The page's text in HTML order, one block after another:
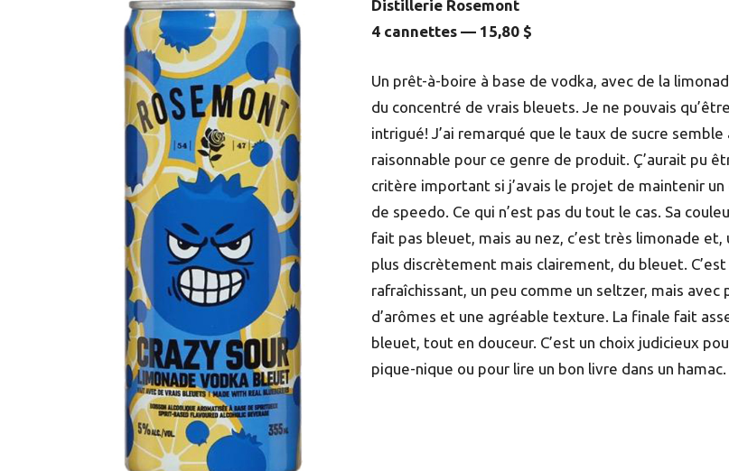
Distillerie Rosemont
4 cannettes — 15,80 $
Un prêt-à-boire à base de vodka, avec de la
du concentré de vrais bleuets. Je ne pouvais qu’être
intrigué! J’ai remarqué que le taux de sucre semble
raisonnable pour ce genre de produit. Ç’aurait pu
critère important si j’avais le projet de maintenir un
de speedo. Ce qui n’est pas du tout le cas. Sa
fait pas bleuet, mais au nez, c’est très limonade et,
plus discrètement mais clairement, du bleuet.
rafraîchissant, un peu comme un seltzer, mais avec
d’arômes et une agréable texture. La finale fait
bleuet, tout en douceur. C’est un choix judicieux
pique-nique ou pour lire un bon livre dans un hamac.